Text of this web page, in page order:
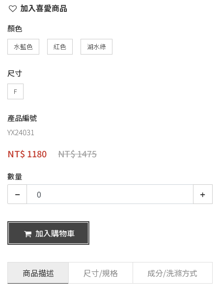
加入喜愛商品
顏色
水藍色 紅色 湖水綠
尺寸
F
產品編號
YX24031
NT$ 1180 NT$ 1475
數量
加入購物車
商品描述 尺寸/規格 成分/洗滌方式